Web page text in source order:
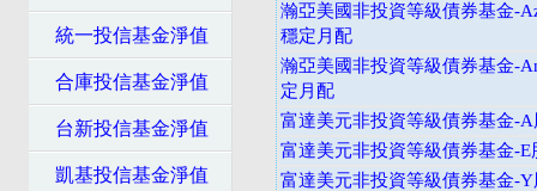
統一投信基金淨值
合庫投信基金淨值
台新投信基金淨值
凱基投信基金淨值
瀚亞美國非投資等級債券基金-
穩定月配
瀚亞美國非投資等級債券基金-
定月配
富達美元非投資等級債券基金-
富達美元非投資等級債券基金-
富達美元非投資等級債券基金-Y